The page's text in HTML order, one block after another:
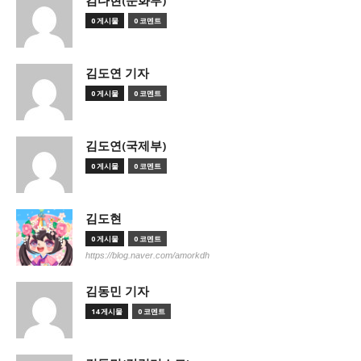
0 게시물 0 코멘트
김도연 기자
0 게시물 0 코멘트
김도연(국제부)
0 게시물 0 코멘트
김도현
0 게시물 0 코멘트
https://blog.naver.com/amorkdh
김동민 기자
14 게시물 0 코멘트